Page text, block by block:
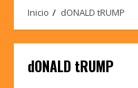
Inicio dONALD tRUMP
dONALD tRUMP